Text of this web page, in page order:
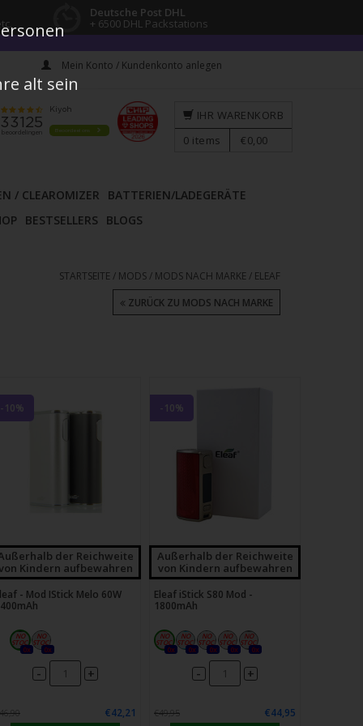
Deutsche Post DHL
+ 6500 DHL Packstations
Mein Konto / Kundenkonto anlegen
/ CLEAROMIZER
BATTERIEN/LADEGERÄTE
BESTSELLERS BLOGS
IHR WARENKORB
0 items €0,00
STARTSEITE / MODS/ MODS NACH MARKE / ELEAF
ZURÜCK ZU MODS NACH MARKE
-10%
der Reichweite
Kindern aufbewahren
- Mod IStick Melo 60W
0x 0x
- +
€42,21
-10%
Außerhalb der Reichweite
von Kindern aufbewahren
Eleaf iStick S80 Mod -
1800mAh
0x 0x 0x 0x 0x
- +
€49,95
€44,95
alt sein